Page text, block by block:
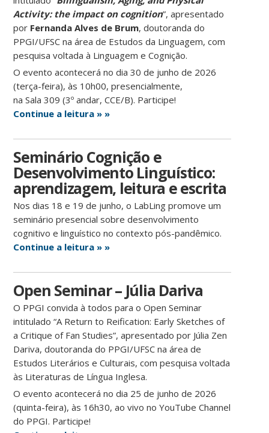
Activity:the impact on cognition”, apresentado
por Fernanda Alves de Brum, doutoranda do
PPGI/UFSC na área de Estudos da Linguagem, com
pesquisa voltada à Linguagem e Cognição.
O evento acontecerá no dia 30 de junho de 2026
(terça-feira), às 10h00, presencialmente,
naSala309 (3º andar, CCE/B). Participe!
Continue a leitura » »
Seminário Cognição e
Desenvolvimento Linguístico:
aprendizagem, leitura e escrita
Nos dias 18 e 19 de junho, o LabLing promove um
seminário presencial sobre desenvolvimento
cognitivo e linguístico no contexto pós-pandêmico.
Continue a leitura » »
Open Seminar – Júlia Dariva
O PPGI convida à todos para o Open Seminar
intitulado “A Return to Reification: Early Sketches of
a Critique of Fan Studies”, apresentado por Júlia Zen
Dariva, doutoranda do PPGI/UFSC na área de
Estudos Literários e Culturais, com pesquisa voltada
às Literaturas de Língua Inglesa.
O evento acontecerá no dia 25 de junho de 2026
(quinta-feira), às 16h30, ao vivo no YouTube Channel
do PPGI. Participe!